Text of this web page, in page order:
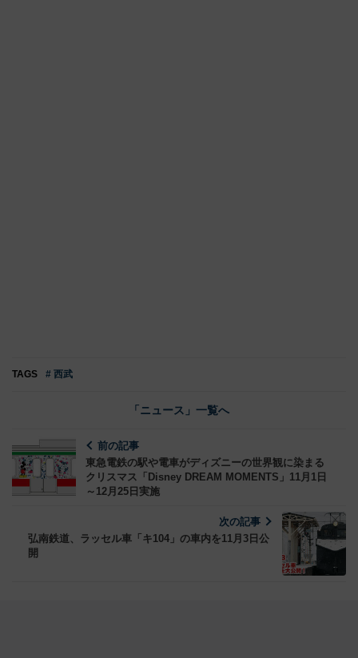
TAGS # 西武
「ニュース」一覧へ
前の記事
東急電鉄の駅や電車がディズニーの世界観に染まる
クリスマス「Disney DREAM MOMENTS」11月1日
～12月25日実施
次の記事
弘南鉄道、ラッセル車「キ104」の車内を11月3日公
開